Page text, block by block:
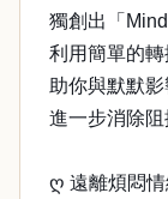
獨創出「
利用簡單的轉
助你與默默
進一步消除阻
ღ 遠離煩悶情